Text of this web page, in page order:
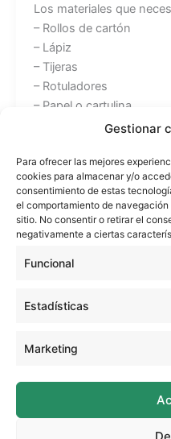
Gestionar
Para ofrecer las mejores
cookies para almacenar y/o
consentimiento de estas
el comportamiento de
sitio. No consentir o retirar el
negativamente a ciertas
Funcional
Estadísticas
Marketing
Los materiales que
– Rollos de cartón
– Lápiz
– Tijeras
– Rotuladores
– Papel o cartulina
– Pegamento
Recuerda que todos los
mi web: https://
También puedes
Instagram: https://
Facebook: https://
Pinterest: https://
Music: Bensound.com/
License code: